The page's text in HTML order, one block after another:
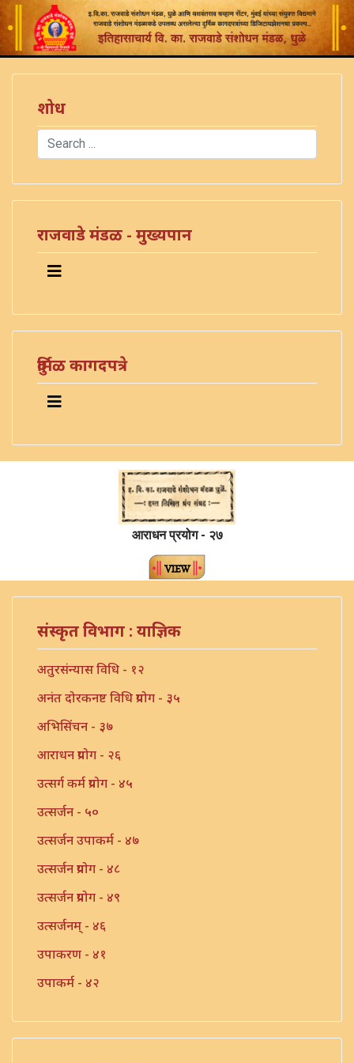
शोध
Search
राजवाडे मंडळ - मुख्यपान
दुर्मिळ कागदपत्रे
आराधन प्रयोग - २७
संस्कृत विभाग : याज्ञिक
अतुरसंन्यास विधि - १२
अनंत दोरकनष्ट विधि प्रयोग - ३५
अभिसिंचन - ३७
आराधन प्रयोग - २६
उत्सर्ग कर्म प्रयोग - ४५
उत्सर्जन - ५०
उत्सर्जन उपाकर्म - ४७
उत्सर्जन प्रयोग - ४८
उत्सर्जन प्रयोग - ४९
उत्सर्जनम् - ४६
उपाकरण - ४१
उपाकर्म - ४२
उपाकर्म - ४४